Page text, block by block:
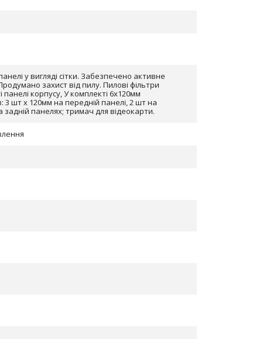
у вигляді сітки. Забезпечено активне
захист від пилу. Пилові фільтри
панелі корпусу, У комплекті 6х120мм
3 шт х 120мм на передній панелі, 2 шт на
задній панелях; тримач для відеокарти.